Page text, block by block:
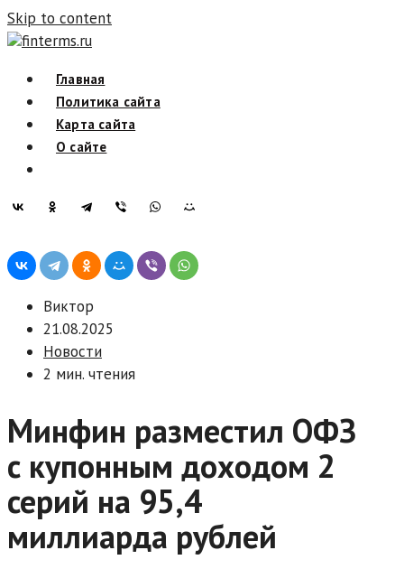
Skip to content
finterms.ru
Главная
Политика сайта
Карта сайта
О сайте
Виктор
21.08.2025
Новости
2 мин. чтения
Минфин разместил ОФЗ
с купонным доходом 2
серий на 95,4
миллиарда рублей